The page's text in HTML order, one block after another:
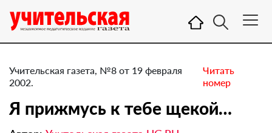
Учительская газета, №8 от 19 февраля
2002.
Читать
номер
Я прижмусь к тебе щекой…